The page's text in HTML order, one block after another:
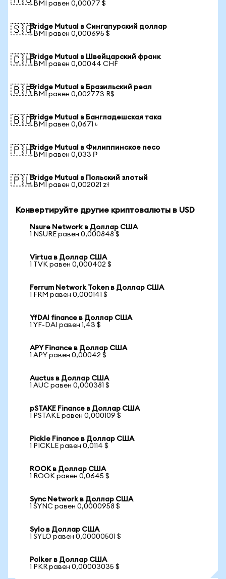
1 BMI равен 0,00077 $
🇸🇬Bridge Mutual в Сингапурский доллар
1 BMI равен 0,000695 $
🇨🇭Bridge Mutual в Швейцарский франк
1 BMI равен 0,00044 CHF
🇧🇷Bridge Mutual в Бразильский реал
1 BMI равен 0,002773 R$
🇧🇩Bridge Mutual в Бангладешская така
1 BMI равен 0,0671 ৳
🇵🇭Bridge Mutual в Филиппинское песо
1 BMI равен 0,033 ₱
🇵🇱Bridge Mutual в Польский злотый
1 BMI равен 0,002021 zł
Конвертируйте другие криптовалюты в USD
Nsure Network в Доллар США
1 NSURE равен 0,000848 $
Virtua в Доллар США
1 TVK равен 0,000402 $
Ferrum Network Token в Доллар США
1 FRM равен 0,000141 $
YfDAI finance в Доллар США
1 YF-DAI равен 1,43 $
APY Finance в Доллар США
1 APY равен 0,00042 $
Auctus в Доллар США
1 AUC равен 0,000381 $
pSTAKE Finance в Доллар США
1 PSTAKE равен 0,000109 $
Pickle Finance в Доллар США
1 PICKLE равен 0,0114 $
ROOK в Доллар США
1 ROOK равен 0,0645 $
Sync Network в Доллар США
1 SYNC равен 0,0000958 $
Sylo в Доллар США
1 SYLO равен 0,00000501 $
Polker в Доллар США
1 PKR равен 0,00003035 $